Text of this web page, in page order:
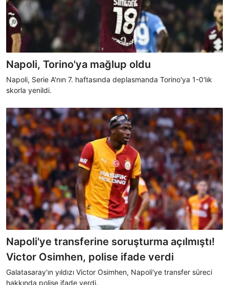
Napoli, Torino'ya mağlup oldu
Napoli, Serie A'nın 7. haftasında deplasmanda Torino'ya 1-0'lık
skorla yenildi.
Napoli'ye transferine soruşturma açılmıştı!
Victor Osimhen, polise ifade verdi
Galatasaray'ın yıldızı Victor Osimhen, Napoli'ye transfer süreci
hakkında polise ifade verdi.